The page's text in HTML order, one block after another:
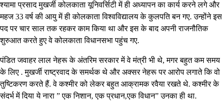
श्यामा प्रसाद मुखर्जी कोलकाता यूनिवर्सिटी में ही अध्यापन का कार्य करने लगे और
महज 33 वर्ष की आयु में ही कोलकाता विश्वविद्यालय के कुलपति बन गए. उन्होंने इस
पद पर चार साल तक रहकर काम किया था और इस के बाद अपनी राजनौतिक
शुरुआत करते हुए वे कोलकाता विधानसभा पहुंच गए.
पंडित जवाहर लाल नेहरू के अंतरिम सरकार में वे मंत्री भी थे, मगर बहुत कम समय
के लिए . मुखर्जी राष्ट्रवाद के समर्थक थे और अक्सर नेहरू पर आरोप लगाते कि वो
तुष्टिकरण करते हैं. वे कश्मीर को लेकर बहुत आक्रामक रवैया रखते थे. कश्मीर के
संदर्भ में दिया ये नारा ” एक निशान, एक प्रधान,एक विधान” उनका ही था.